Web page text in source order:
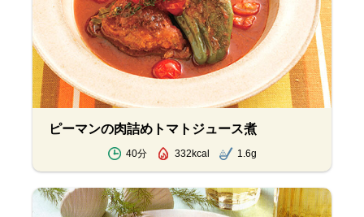
ピーマンの肉詰めトマトジュース煮
40分 332kcal 1.6g